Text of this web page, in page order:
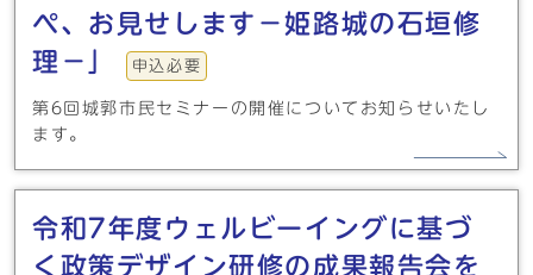
ペ、お見せします－姫路城の石垣修
理－」
申込必要
第6回城郭市民セミナーの開催についてお知らせいたし
ます。
令和7年度ウェルビーイングに基づ
く政策デザイン研修の成果報告会を